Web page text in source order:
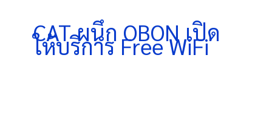
CAT ผนึก OBON เปิด
ให้บริการ Free WiFi